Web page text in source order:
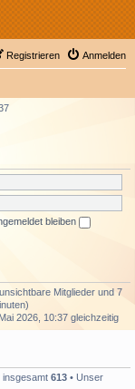
Anmelden
Registrieren
bleiben
Mitglieder und 7
2026, 10:37 gleichzeitig
insgesamt 613 • Unser